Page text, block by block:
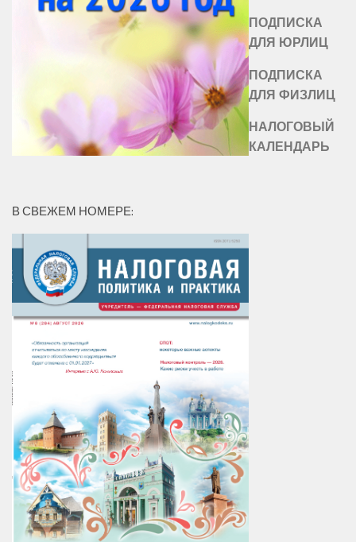
ПОДПИСКА
ДЛЯ ЮРЛИЦ
ПОДПИСКА
ДЛЯ ФИЗЛИЦ
НАЛОГОВЫЙ
КАЛЕНДАРЬ
В СВЕЖЕМ НОМЕРЕ: